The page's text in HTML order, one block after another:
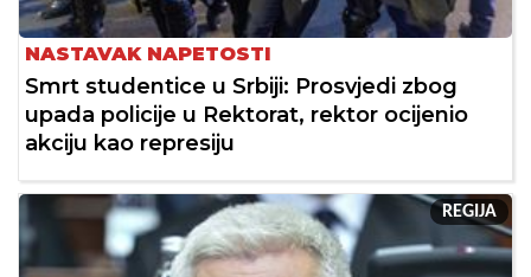
NASTAVAK NAPETOSTI
Smrt studentice u Srbiji: Prosvjedi zbog
upada policije u Rektorat, rektor ocijenio
akciju kao represiju
REGIJA